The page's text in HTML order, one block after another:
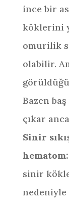
ince bir
köklerini
omurilik
olabilir.
Bazen
çıkar
Sinir
hematom:
sinir
nedeniyle